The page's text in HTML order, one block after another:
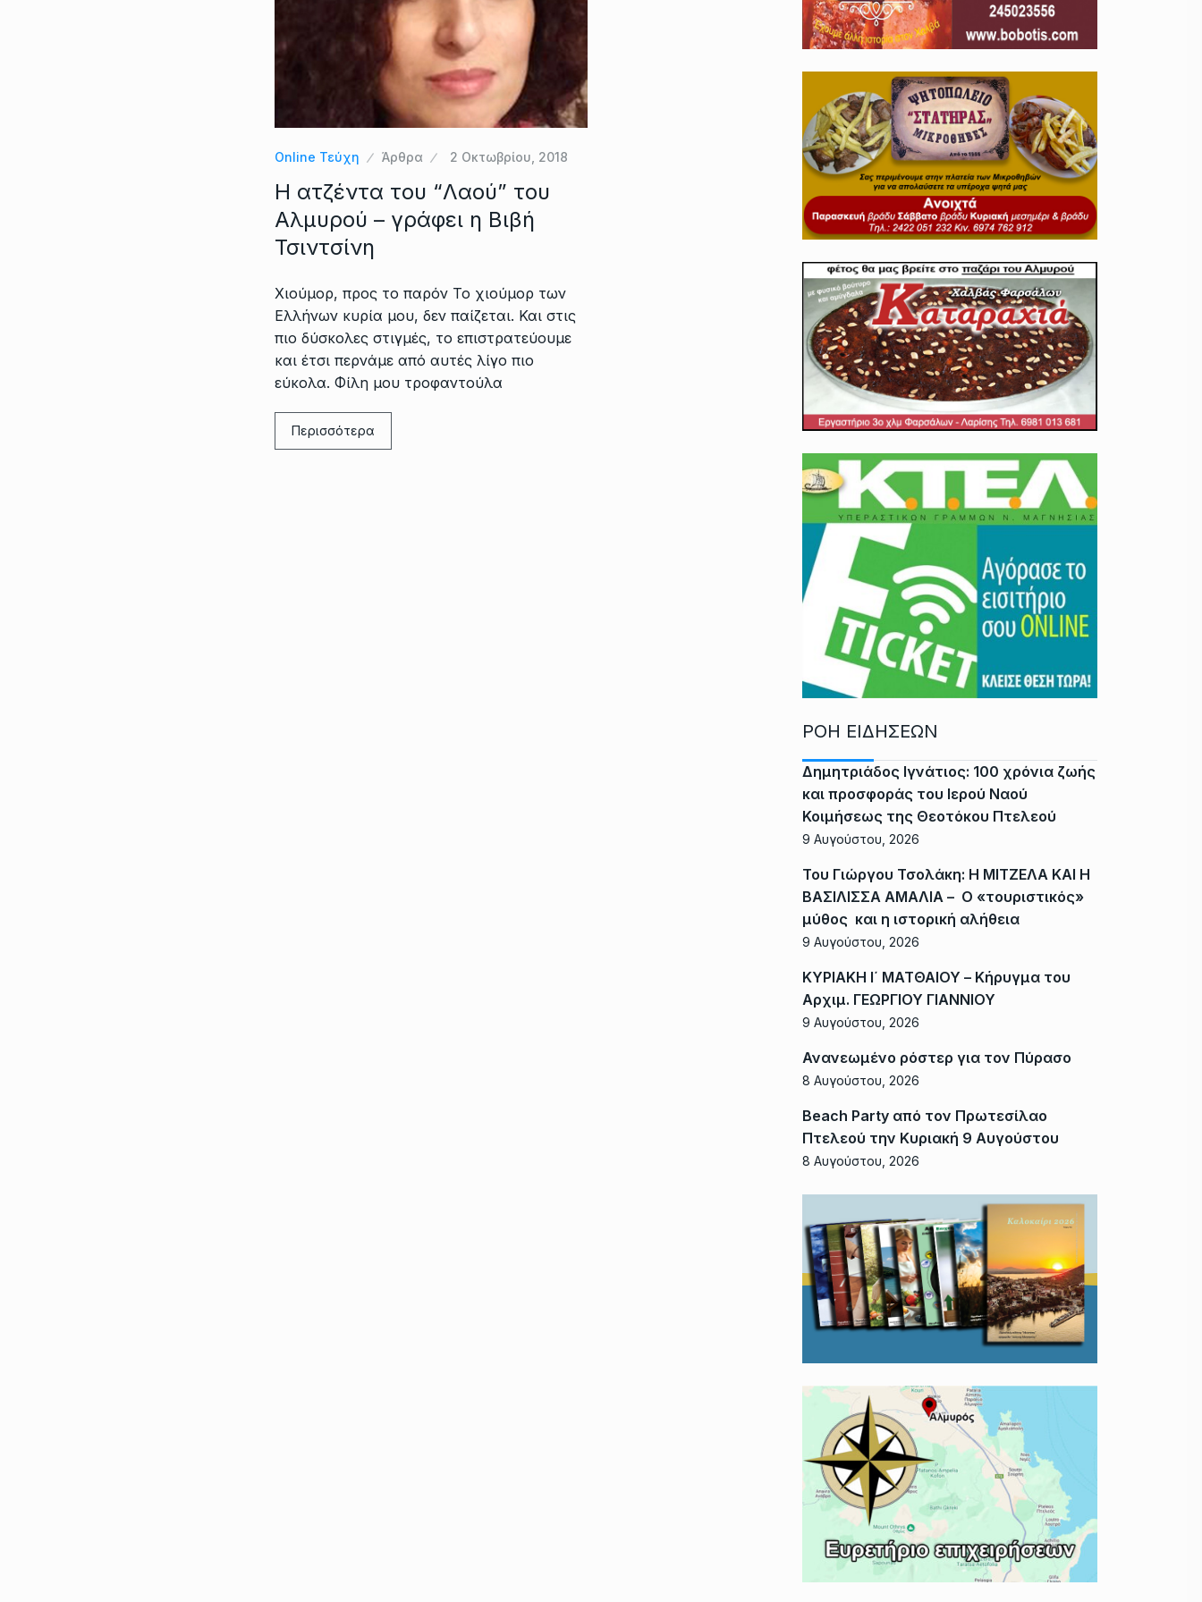
Online Τεύχη Άρθρα 2 Οκτωβρίου, 2018
Η ατζέντα του “Λαού” του
Αλμυρού – γράφει η Βιβή
Τσιντσίνη
Χιούμορ, προς το παρόν Το χιούμορ των
Ελλήνων κυρία μου, δεν παίζεται. Και στις
πιο δύσκολες στιγμές, το επιστρατεύουμε
και έτσι περνάμε από αυτές λίγο πιο
εύκολα. Φίλη μου τροφαντούλα
Περισσότερα
ΡΟΗ ΕΙΔΗΣΕΩΝ
Δημητριάδος Ιγνάτιος: 100 χρόνια ζωής
και προσφοράς του Ιερού Ναού
Κοιμήσεως της Θεοτόκου Πτελεού
9 Αυγούστου, 2026
Του Γιώργου Τσολάκη: Η ΜΙΤΖΕΛΑ ΚΑΙ Η
ΒΑΣΙΛΙΣΣΑ ΑΜΑΛΙΑ – Ο «τουριστικός»
μύθος και η ιστορική αλήθεια
9 Αυγούστου, 2026
ΚΥΡΙΑΚΗ Ι΄ ΜΑΤΘΑΙΟΥ – Κήρυγμα του
Αρχιμ. ΓΕΩΡΓΙΟΥ ΓΙΑΝΝΙΟΥ
9 Αυγούστου, 2026
Ανανεωμένο ρόστερ για τον Πύρασο
8 Αυγούστου, 2026
Beach Party από τον Πρωτεσίλαο
Πτελεού την Κυριακή 9 Αυγούστου
8 Αυγούστου, 2026